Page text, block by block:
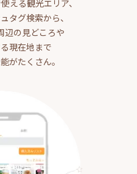
える観光エリア、
タグ検索から、
辺の見どころや
現在地まで
がたくさん。